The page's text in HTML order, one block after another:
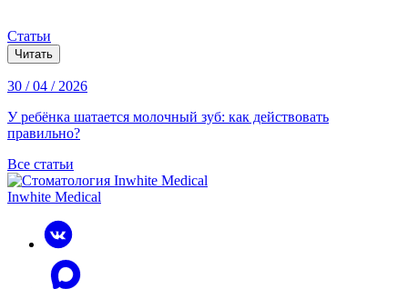
Статьи
Читать
30 / 04 / 2026
У ребёнка шатается молочный зуб: как действовать
правильно?
Все статьи
Inwhite Medical